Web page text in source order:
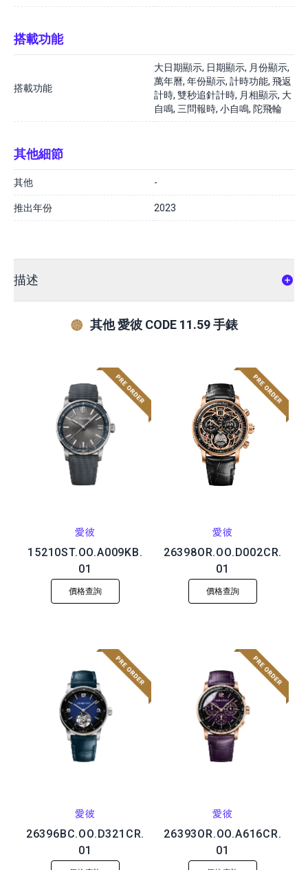
搭載功能
搭載功能
大日期顯示, 日期顯示, 月份顯示,
萬年曆, 年份顯示, 計時功能, 飛返
計時, 雙秒追針計時, 月相顯示, 大
自鳴, 三問報時, 小自鳴, 陀飛輪
其他細節
其他 -
推出年份 2023
描述
其他 愛彼 CODE 11.59 手錶
愛彼
15210ST.OO.A009KB.
01
價格查詢
愛彼
26398OR.OO.D002CR.
01
價格查詢
愛彼
26396BC.OO.D321CR.
01
愛彼
26393OR.OO.A616CR.
01